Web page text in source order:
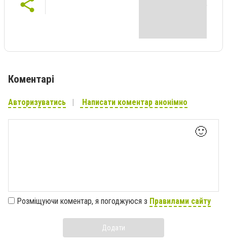
Коментарі
Авторизуватись Написати коментар анонімно
🙂
Розміщуючи коментар, я погоджуюся з Правилами сайту
Додати